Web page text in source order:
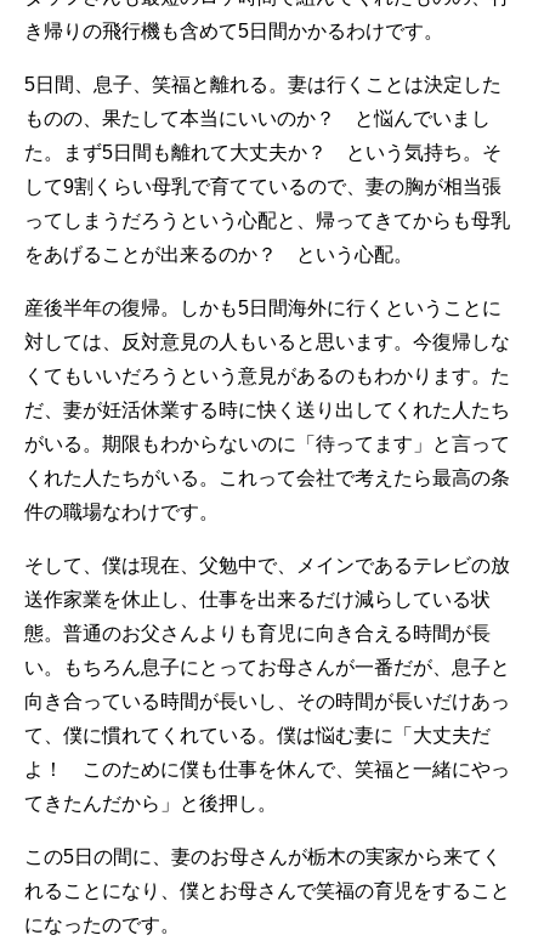
き帰りの飛行機も含めて5日間かかるわけです。
5日間、息子、笑福と離れる。妻は行くことは決定した
ものの、果たして本当にいいのか？ と悩んでいまし
た。まず5日間も離れて大丈夫か？ という気持ち。そ
して9割くらい母乳で育てているので、妻の胸が相当張
ってしまうだろうという心配と、帰ってきてからも母乳
をあげることが出来るのか？ という心配。
産後半年の復帰。しかも5日間海外に行くということに
対しては、反対意見の人もいると思います。今復帰しな
くてもいいだろうという意見があるのもわかります。た
だ、妻が妊活休業する時に快く送り出してくれた人たち
がいる。期限もわからないのに「待ってます」と言って
くれた人たちがいる。これって会社で考えたら最高の条
件の職場なわけです。
そして、僕は現在、父勉中で、メインであるテレビの放
送作家業を休止し、仕事を出来るだけ減らしている状
態。普通のお父さんよりも育児に向き合える時間が長
い。もちろん息子にとってお母さんが一番だが、息子と
向き合っている時間が長いし、その時間が長いだけあっ
て、僕に慣れてくれている。僕は悩む妻に「大丈夫だ
よ！ このために僕も仕事を休んで、笑福と一緒にやっ
てきたんだから」と後押し。
この5日の間に、妻のお母さんが栃木の実家から来てく
れることになり、僕とお母さんで笑福の育児をすること
になったのです。